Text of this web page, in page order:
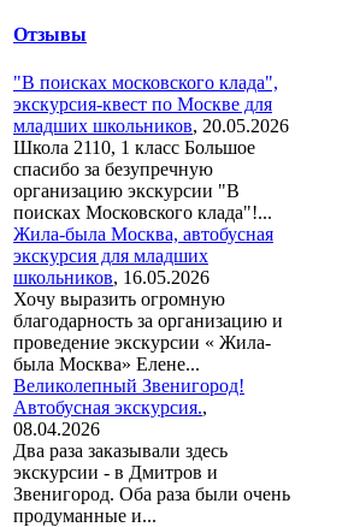
Отзывы
"В поисках московского клада",
экскурсия-квест по Москве для
младших школьников, 20.05.2026
Школа 2110, 1 класс Большое
спасибо за безупречную
организацию экскурсии "В
поисках Московского клада"!...
Жила-была Москва, автобусная
экскурсия для младших
школьников, 16.05.2026
Хочу выразить огромную
благодарность за организацию и
проведение экскурсии « Жила-
была Москва» Елене...
Великолепный Звенигород!
Автобусная экскурсия.,
08.04.2026
Два раза заказывали здесь
экскурсии - в Дмитров и
Звенигород. Оба раза были очень
продуманные и...